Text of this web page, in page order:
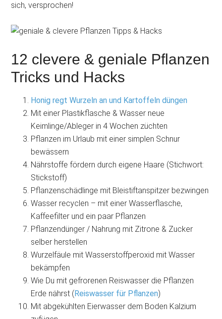
sich, versprochen!
12 clevere & geniale Pflanzen
Tricks und Hacks
Honig regt Wurzeln an und Kartoffeln düngen
Mit einer Plastikflasche & Wasser neue
Keimlinge/Ableger in 4 Wochen züchten
Pflanzen im Urlaub mit einer simplen Schnur
bewässern
Nährstoffe fördern durch eigene Haare (Stichwort:
Stickstoff)
Pflanzenschädlinge mit Bleistiftanspitzer bezwingen
Wasser recyclen – mit einer Wasserflasche,
Kaffeefilter und ein paar Pflanzen
Pflanzendünger / Nahrung mit Zitrone & Zucker
selber herstellen
Wurzelfäule mit Wasserstoffperoxid mit Wasser
bekämpfen
Wie Du mit gefrorenen Reiswasser die Pflanzen
Erde nährst (Reiswasser für Pflanzen)
Mit abgekühlten Eierwasser dem Boden Kalzium